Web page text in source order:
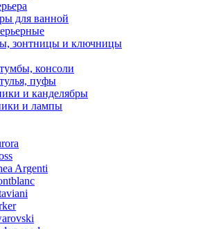
для ванной
зонтницы и ключницы
консоли
пуфы
и канделябры
и лампы
Argenti